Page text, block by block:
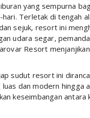
yang sempurna
Terletak di tengah
sejuk, resort ini
udara segar,
Resort
sudut resort ini
dan modern hingga
keseimbangan antara